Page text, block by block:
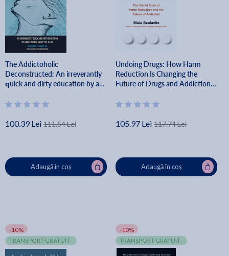
The Addictoholic
Deconstructed: An irreverantly
quick and dirty education by a
Nicole Theresa Labor
100.39 Lei 111.54 Lei
Adaugă în coș
Undoing Drugs: How Harm
Reduction Is Changing the
Future of Drugs and Addiction -
105.97 Lei 117.74 Lei
Adaugă în coș
-10%
TRANSPORT GRATUIT
-10%
TRANSPORT GRATUIT